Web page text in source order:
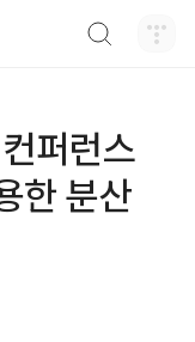
퍼런스
한 분산